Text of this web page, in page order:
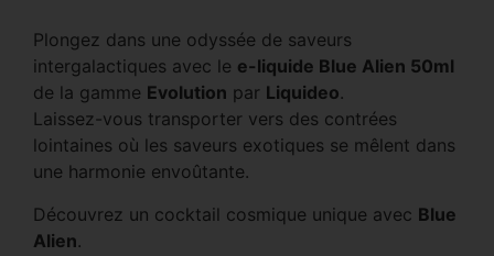
Plongez dans une odyssée de saveurs
intergalactiques avec le e-liquide Blue Alien 50ml
de la gamme Evolution par Liquideo.
Laissez-vous transporter vers des contrées
lointaines où les saveurs exotiques se mêlent dans
une harmonie envoûtante.
Découvrez un cocktail cosmique unique avec Blue
Alien.